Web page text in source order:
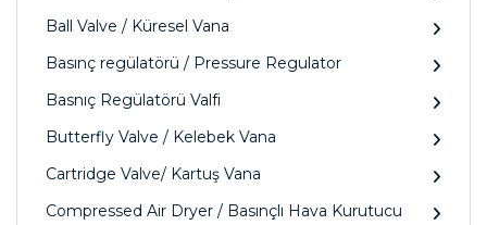
Ball Valve / Küresel Vana
Basınç regülatörü / Pressure Regulator
Basnıç Regülatörü Valfi
Butterfly Valve / Kelebek Vana
Cartridge Valve/ Kartuş Vana
Compressed Air Dryer / Basınçlı Hava Kurutucu